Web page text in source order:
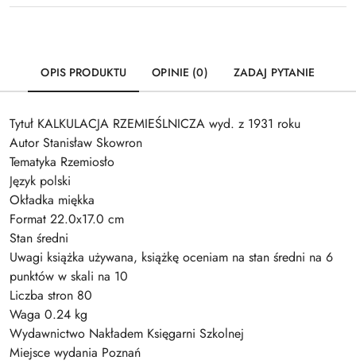
OPIS PRODUKTU OPINIE (0) ZADAJ PYTANIE
Tytuł KALKULACJA RZEMIEŚLNICZA wyd. z 1931 roku
Autor Stanisław Skowron
Tematyka Rzemiosło
Język polski
Okładka miękka
Format 22.0x17.0 cm
Stan średni
Uwagi książka używana, książkę oceniam na stan średni na 6
punktów w skali na 10
Liczba stron 80
Waga 0.24 kg
Wydawnictwo Nakładem Księgarni Szkolnej
Miejsce wydania Poznań